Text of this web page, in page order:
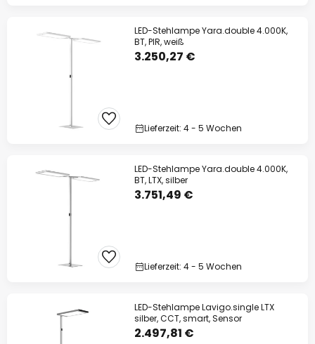
LED-Stehlampe Yara.double 4.000K,
BT, PIR, weiß
3.250,27 €
Lieferzeit: 4 - 5 Wochen
LED-Stehlampe Yara.double 4.000K,
BT, LTX, silber
3.751,49 €
Lieferzeit: 4 - 5 Wochen
LED-Stehlampe Lavigo.single LTX
silber, CCT, smart, Sensor
2.497,81 €